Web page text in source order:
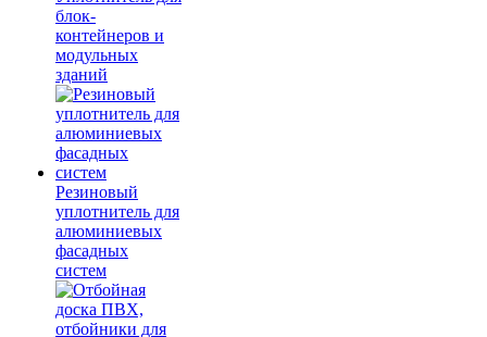
блок-
контейнеров и
модульных
зданий
Резиновый
уплотнитель для
алюминиевых
фасадных
систем